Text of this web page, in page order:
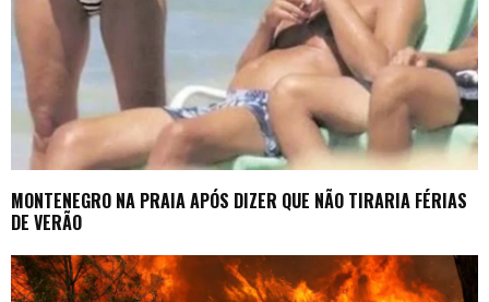
MONTENEGRO NA PRAIA APÓS DIZER QUE NÃO TIRARIA FÉRIAS
DE VERÃO